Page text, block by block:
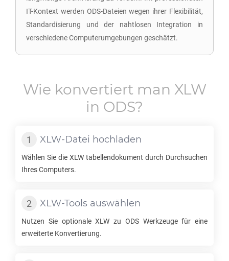
IT-Kontext werden ODS-Dateien wegen ihrer Flexibilität,
Standardisierung und der nahtlosen Integration in
verschiedene Computerumgebungen geschätzt.
Wie konvertiert man XLW
in ODS?
XLW-Datei hochladen
Wählen Sie die XLW tabellendokument durch Durchsuchen
Ihres Computers.
XLW-Tools auswählen
Nutzen Sie optionaleXLW zu ODSWerkzeuge für eine
erweiterte Konvertierung.